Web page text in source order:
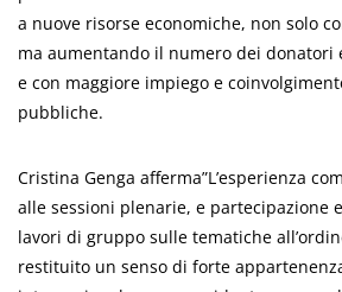
a nuove risorse economiche, non solo
ma aumentando il numero dei donatori
e con maggiore impiego e
pubbliche.
Cristina Genga afferma”L’esperienza
alle sessioni plenarie, e partecipazione
lavori di gruppo sulle tematiche
restituito un senso di forte